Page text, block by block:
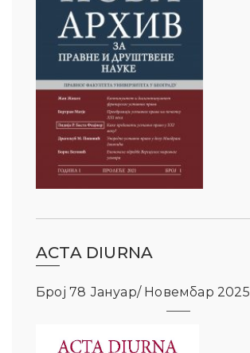
ACTA DIURNA
Број 78 Јануар/ Новембар 2025